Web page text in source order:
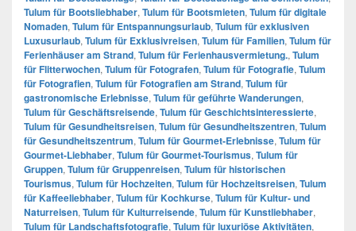
Tulum für Bootsliebhaber, Tulum für Bootsmieten, Tulum für digitale
Nomaden, Tulum für Entspannungsurlaub, Tulum für exklusiven
Luxusurlaub, Tulum für Exklusivreisen, Tulum für Familien, Tulum für
Ferienhäuser am Strand, Tulum für Ferienhausvermietung., Tulum
für Flitterwochen, Tulum für Fotografen, Tulum für Fotografie, Tulum
für Fotografien, Tulum für Fotografien am Strand, Tulum für
gastronomische Erlebnisse, Tulum für geführte Wanderungen,
Tulum für Geschäftsreisende, Tulum für Geschichtsinteressierte,
Tulum für Gesundheitsreisen, Tulum für Gesundheitszentren, Tulum
für Gesundheitszentrum, Tulum für Gourmet-Erlebnisse, Tulum für
Gourmet-Liebhaber, Tulum für Gourmet-Tourismus, Tulum für
Gruppen, Tulum für Gruppenreisen, Tulum für historischen
Tourismus, Tulum für Hochzeiten, Tulum für Hochzeitsreisen, Tulum
für Kaffeeliebhaber, Tulum für Kochkurse, Tulum für Kultur- und
Naturreisen, Tulum für Kulturreisende, Tulum für Kunstliebhaber,
Tulum für Landschaftsfotografie, Tulum für luxuriöse Aktivitäten,